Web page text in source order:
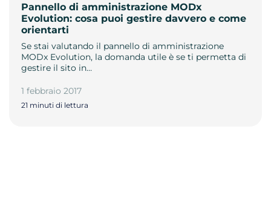
Pannello di amministrazione MODx
Evolution: cosa puoi gestire davvero e come
orientarti
Se stai valutando il pannello di amministrazione
MODx Evolution, la domanda utile è se ti permetta di
gestire il sito in…
1 febbraio 2017
21 minuti di lettura